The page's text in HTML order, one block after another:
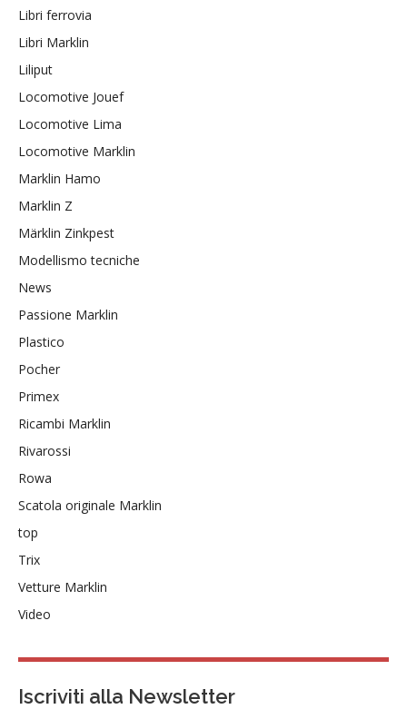
Libri ferrovia
Libri Marklin
Liliput
Locomotive Jouef
Locomotive Lima
Locomotive Marklin
Marklin Hamo
Marklin Z
Märklin Zinkpest
Modellismo tecniche
News
Passione Marklin
Plastico
Pocher
Primex
Ricambi Marklin
Rivarossi
Rowa
Scatola originale Marklin
top
Trix
Vetture Marklin
Video
Iscriviti alla Newsletter